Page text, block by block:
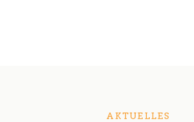
AKTUELLES